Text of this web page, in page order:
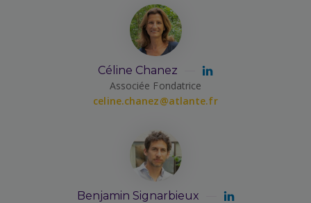
Céline Chanez
Associée Fondatrice
celine.chanez@atlante.fr
Benjamin Signarbieux